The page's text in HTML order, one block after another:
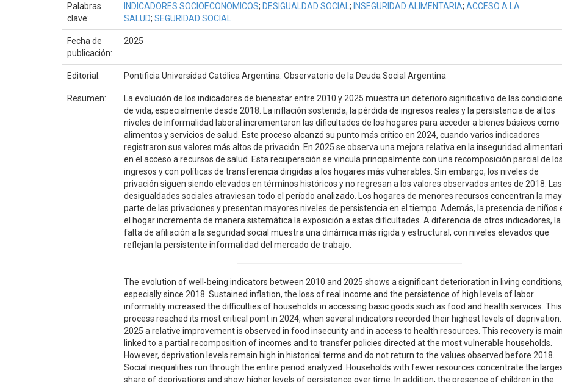
Palabras
clave:
INDICADORES SOCIOECONOMICOS; DESIGUALDAD SOCIAL ; INSEGURIDAD ALIMENTARIA; ACCESO A LA
SALUD; SEGURIDAD SOCIAL
Fecha de
publicación:
2025
Editorial: Pontificia Universidad Católica Argentina. Observatorio de la Deuda Social Argentina
Resumen:
La evolución de los indicadores de bienestar entre 2010 y 2025 muestra un deterioro significativo de las
de vida, especialmente desde 2018. La inflación sostenida, la pérdida de ingresos reales y la persistencia de altos
niveles de informalidad laboral incrementaron las dificultades de los hogares para acceder a bienes básicos como
alimentos y servicios de salud. Este proceso alcanzó su punto más crítico en 2024, cuando varios indicadores
registraron sus valores más altos de privación. En 2025 se observa una mejora relativa en la inseguridad
en el acceso a recursos de salud. Esta recuperación se vincula principalmente con una recomposición parcial de los
ingresos y con políticas de transferencia dirigidas a los hogares más vulnerables. Sin embargo, los niveles de
privación siguen siendo elevados en términos históricos y no regresan a los valores observados antes de 2018. Las
desigualdades sociales atraviesan todo el período analizado. Los hogares de menores recursos concentran la
parte de las privaciones y presentan mayores niveles de persistencia en el tiempo. Además, la presencia de niños
el hogar incrementa de manera sistemática la exposición a estas dificultades. A diferencia de otros indicadores, la
falta de afiliación a la seguridad social muestra una dinámica más rígida y estructural, con niveles elevados que
reflejan la persistente informalidad del mercado de trabajo.
The evolution of well-being indicators between 2010 and 2025 shows a significant deterioration in living conditions,
especially since 2018. Sustained inflation, the loss of real income and the persistence of high levels of labor
informality increased the difficulties of households in accessing basic goods such as food and health services. This
process reached its most critical point in 2024, when several indicators recorded their highest levels of deprivation.
2025 a relative improvement is observed in food insecurity and in access to health resources. This recovery is
linked to a partial recomposition of incomes and to transfer policies directed at the most vulnerable households.
However, deprivation levels remain high in historical terms and do not return to the values observed before 2018.
Social inequalities run through the entire period analyzed. Households with fewer resources concentrate the
share of deprivations and show higher levels of persistence over time. In addition, the presence of children in the